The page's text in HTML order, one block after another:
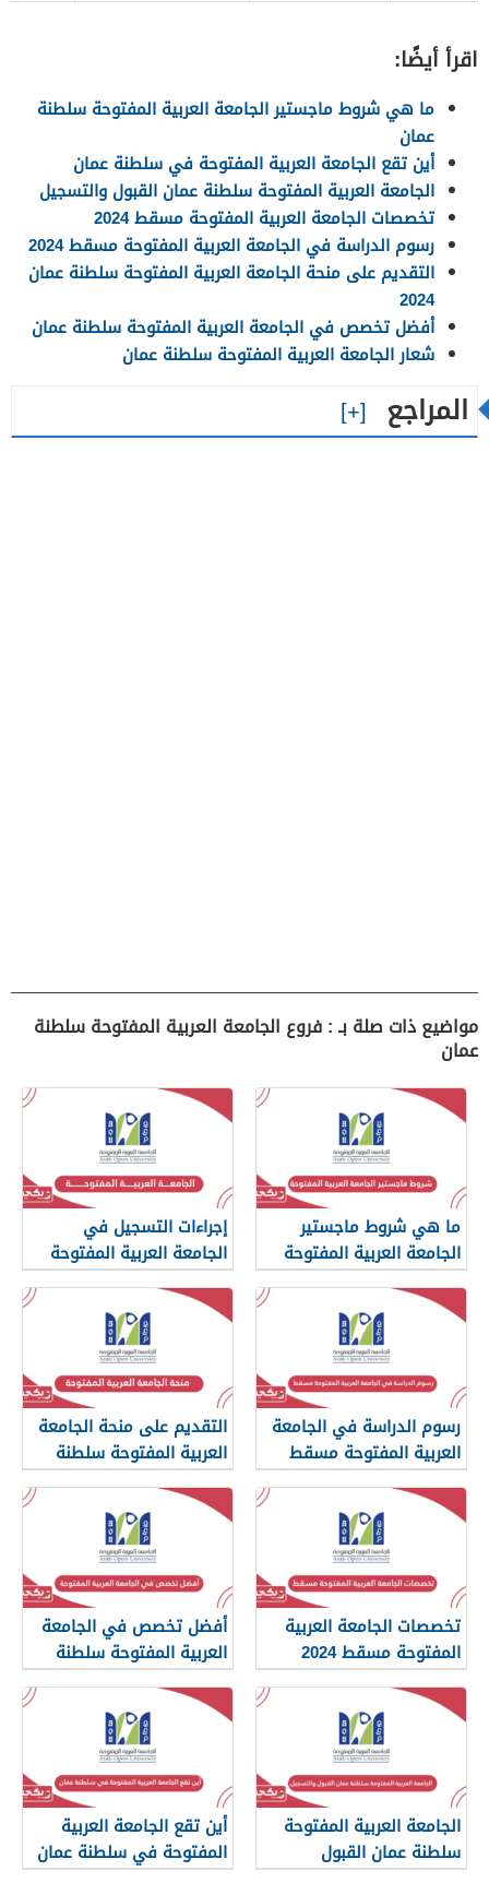
اقرأ أيضًا:
ما هي شروط ماجستير الجامعة العربية المفتوحة سلطنة
عمان
أين تقع الجامعة العربية المفتوحة في سلطنة عمان
الجامعة العربية المفتوحة سلطنة عمان القبول والتسجيل
تخصصات الجامعة العربية المفتوحة مسقط 2024
رسوم الدراسة في الجامعة العربية المفتوحة مسقط 2024
التقديم على منحة الجامعة العربية المفتوحة سلطنة عمان
2024
أفضل تخصص في الجامعة العربية المفتوحة سلطنة عمان
شعار الجامعة العربية المفتوحة سلطنة عمان
المراجع
مواضيع ذات صلة بـ : فروع الجامعة العربية المفتوحة سلطنة
عمان
ما هي شروط ماجستير
الجامعة العربية المفتوحة
سلطنة عمان
إجراءات التسجيل في
الجامعة العربية المفتوحة
سلطنة عمان
رسوم الدراسة في الجامعة
العربية المفتوحة مسقط
2024
التقديم على منحة الجامعة
العربية المفتوحة سلطنة
عمان 2024
تخصصات الجامعة العربية
المفتوحة مسقط 2024
أفضل تخصص في الجامعة
العربية المفتوحة سلطنة
عمان
الجامعة العربية المفتوحة
سلطنة عمان القبول
أين تقع الجامعة العربية
المفتوحة في سلطنة عمان